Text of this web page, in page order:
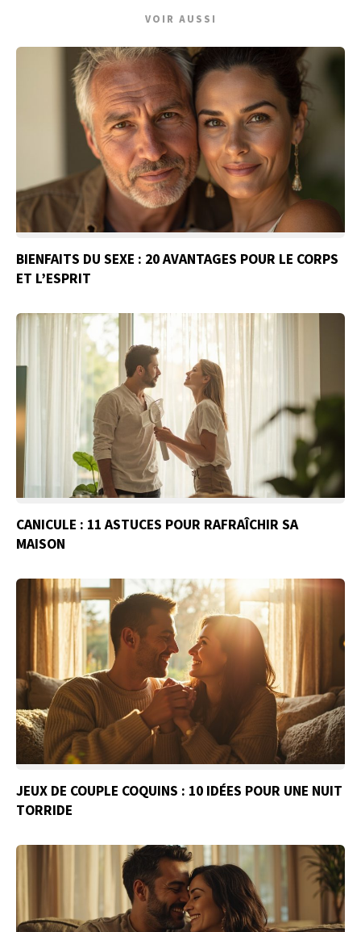
VOIR AUSSI
BIENFAITS DU SEXE : 20 AVANTAGES POUR LE CORPS
ET L’ESPRIT
CANICULE : 11 ASTUCES POUR RAFRAÎCHIR SA
MAISON
JEUX DE COUPLE COQUINS : 10 IDÉES POUR UNE NUIT
TORRIDE